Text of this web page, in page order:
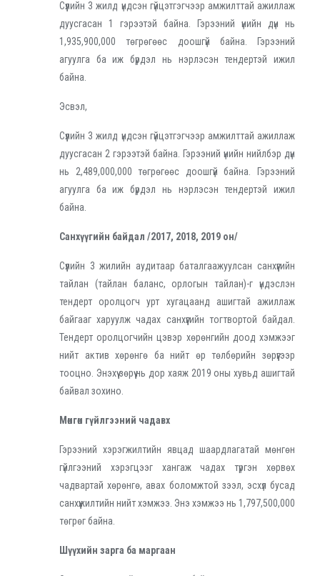
Сүүлийн 3 жилд үндсэн гүйцэтгэгчээр амжилттай ажиллаж
дуусгасан 1 гэрээтэй байна. Гэрээний үнийн дүн нь
1,935,900,000 төгрөгөөс доошгүй байна. Гэрээний
агуулга ба иж бүрдэл нь нэрлэсэн тендертэй ижил
байна.
Эсвэл,
Сүүлийн 3 жилд үндсэн гүйцэтгэгчээр амжилттай ажиллаж
дуусгасан 2 гэрээтэй байна. Гэрээний үнийн нийлбэр дүн
нь 2,489,000,000 төгрөгөөс доошгүй байна. Гэрээний
агуулга ба иж бүрдэл нь нэрлэсэн тендертэй ижил
байна.
Санхүүгийн байдал /2017, 2018, 2019 он/
Сүүлийн 3 жилийн аудитаар баталгаажуулсан санхүүгийн
тайлан (тайлан баланс, орлогын тайлан)-г үндэслэн
тендерт оролцогч урт хугацаанд ашигтай ажиллаж
байгааг харуулж чадах санхүүгийн тогтвортой байдал.
Тендерт оролцогчийн цэвэр хөрөнгийн доод хэмжээг
нийт актив хөрөнгө ба нийт өр төлбөрийн зөрүүгээр
тооцно. Энэхүү зөрүү нь дор хаяж 2019 оны хувьд ашигтай
байвал зохино.
Мөнгөн гүйлгээний чадавх
Гэрээний хэрэгжилтийн явцад шаардлагатай мөнгөн
гүйлгээний хэрэгцээг хангаж чадах түргэн хөрвөх
чадвартай хөрөнгө, авах боломжтой зээл, эсхүл бусад
санхүүжилтийн нийт хэмжээ. Энэ хэмжээ нь 1,797,500,000
төгрөг байна.
Шүүхийн зарга ба маргаан